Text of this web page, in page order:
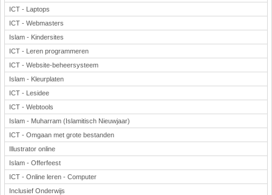
ICT - Laptops
ICT - Webmasters
Islam - Kindersites
ICT - Leren programmeren
ICT - Website-beheersysteem
Islam - Kleurplaten
ICT - Lesidee
ICT - Webtools
Islam - Muharram (Islamitisch Nieuwjaar)
ICT - Omgaan met grote bestanden
Illustrator online
Islam - Offerfeest
ICT - Online leren - Computer
Inclusief Onderwijs